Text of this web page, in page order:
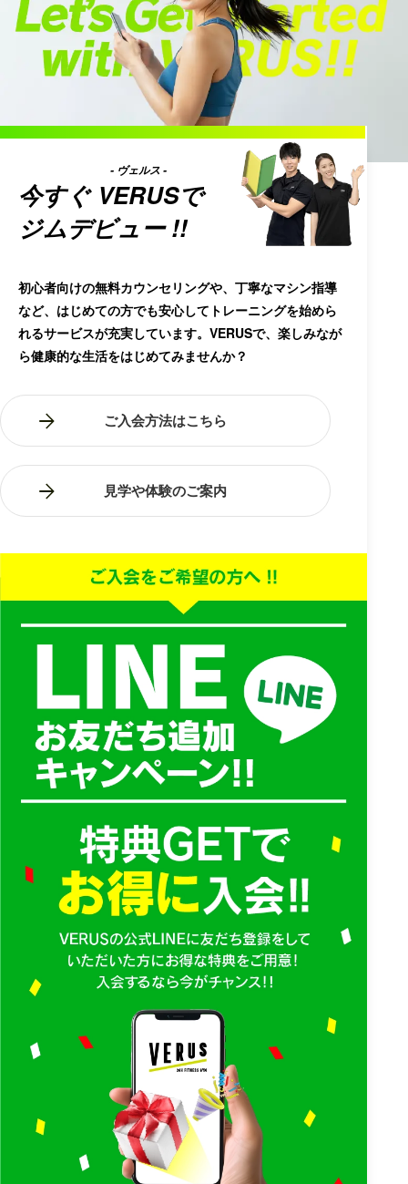
今すぐ VERUS
- ヴェルス -
で
ジムデビュー !!
初心者向けの無料カウンセリングや、丁寧なマシン指導
など、はじめての方でも安心してトレーニングを始めら
れるサービスが充実しています。VERUSで、楽しみなが
ら健康的な生活をはじめてみませんか？
ご入会方法はこちら
見学や体験のご案内